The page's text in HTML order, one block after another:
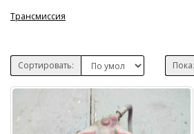
Трансмиссия
Сортировать: